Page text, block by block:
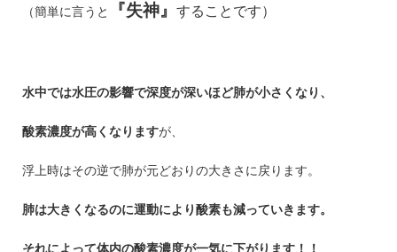
（簡単に言うと 『失神』 することです）
水中では水圧の影響で深度が深いほど肺が小さくなり、
酸素濃度が高くなりますが、
浮上時はその逆で肺が元どおりの大きさに戻ります。
肺は大きくなるのに運動により酸素も減っていきます。
それによって体内の酸素濃度が一気に下がります！！